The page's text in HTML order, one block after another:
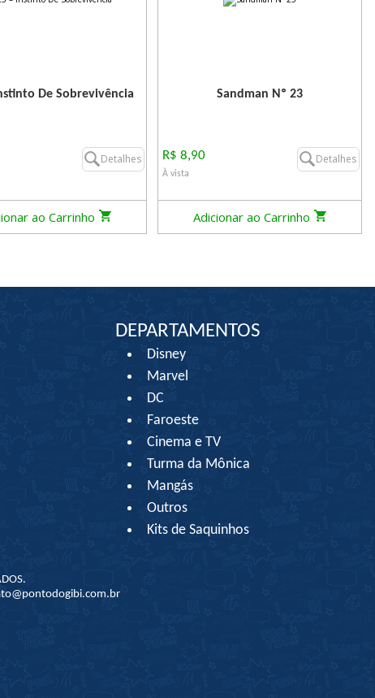
De Sobrevivência
Detalhes
ao Carrinho
Sandman Nº 23
R$ 8,90
À vista
Detalhes
Adicionar ao Carrinho
DEPARTAMENTOS
Disney
Marvel
DC
Faroeste
Cinema e TV
Turma da Mônica
Mangás
Outros
Kits de Saquinhos